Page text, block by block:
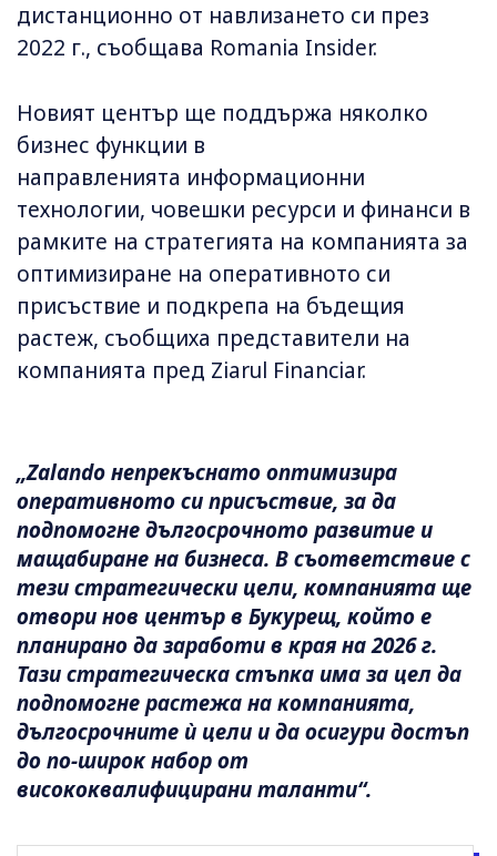
дистанционно от навлизането си през
2022 г., съобщава Romania Insider.
Новият център ще поддържа няколко
бизнес функции в
направленията информационни
технологии, човешки ресурси и финанси в
рамките на стратегията на компанията за
оптимизиране на оперативното си
присъствие и подкрепа на бъдещия
растеж, съобщиха представители на
компанията пред Ziarul Financiar.
„Zalando непрекъснато оптимизира
оперативното си присъствие, за да
подпомогне дългосрочното развитие и
мащабиране на бизнеса. В съответствие с
тези стратегически цели, компанията ще
отвори нов център в Букурещ, който е
планирано да заработи в края на 2026 г.
Тази стратегическа стъпка има за цел да
подпомогне растежа на компанията,
дългосрочните ѝ цели и да осигури достъп
до по-широк набор от
висококвалифицирани таланти“.